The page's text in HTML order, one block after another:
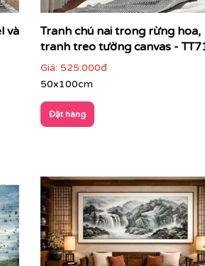
và
Tranh chú nai trong rừng hoa,
tranh treo tường canvas -
Giá: 525.000đ
50x100cm
Đặt hàng